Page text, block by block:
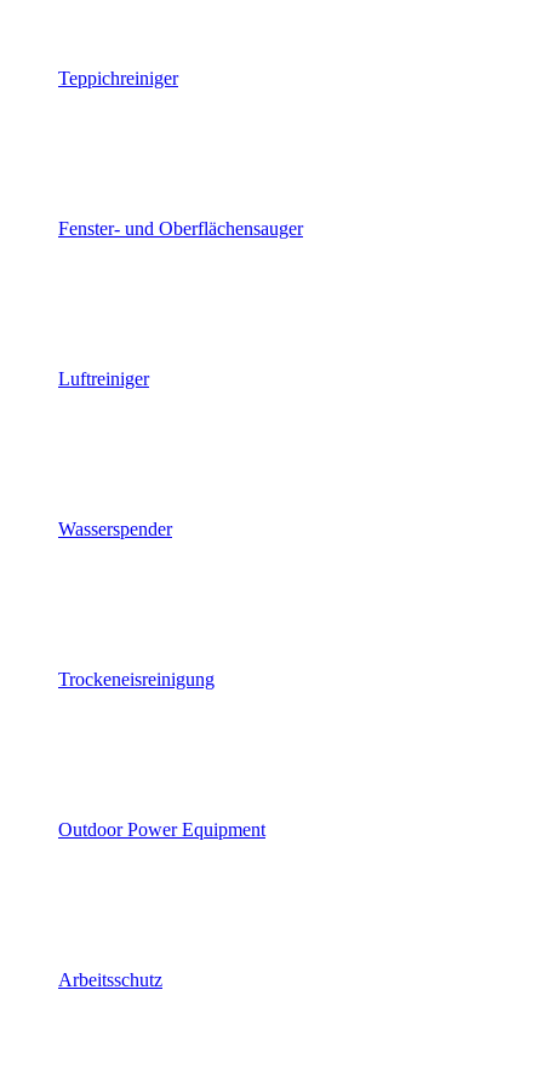
Teppichreiniger
Fenster- und Oberflächensauger
Luftreiniger
Wasserspender
Trockeneisreinigung
Outdoor Power Equipment
Arbeitsschutz